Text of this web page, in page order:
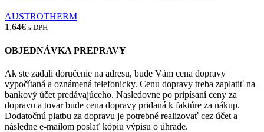
AUSTROTHERM
1,64€ s DPH
OBJEDNÁVKA PREPRAVY
Ak ste zadali doručenie na adresu, bude Vám cena dopravy
vypočítaná a oznámená telefonicky. Cenu dopravy treba zaplatiť na
bankový účet predávajúceho. Nasledovne po pripísaní ceny za
dopravu a tovar bude cena dopravy pridaná k faktúre za nákup.
Dodatočnú platbu za dopravu je potrebné realizovať cez účet a
následne e-mailom poslať kópiu výpisu o úhrade.